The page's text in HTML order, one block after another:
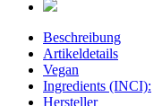
Beschreibung
Artikeldetails
Vegan
Ingredients (INCI):
Hersteller